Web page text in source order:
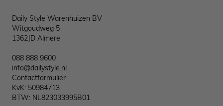
Daily Style Warenhuizen BV
Witgoudweg 5
1362JD Almere
088 888 9600
info@dailystyle.nl
Contactformulier
KvK: 50984713
BTW: NL823033995B01